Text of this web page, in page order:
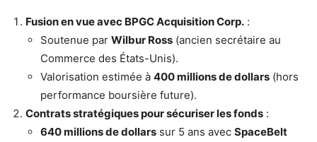
Fusion en vue avec BPGC Acquisition Corp. :
Soutenue par Wilbur Ross (ancien secrétaire au
Commerce des États-Unis).
Valorisation estimée à 400 millions de dollars (hors
performance boursière future).
Contrats stratégiques pour sécuriser les fonds :
640 millions de dollars sur 5 ans avec SpaceBelt